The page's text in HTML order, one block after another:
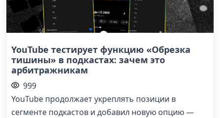
YouTube тестирует функцию «Обрезка
тишины» в подкастах: зачем это
арбитражникам
999
YouTube продолжает укреплять позиции в
сегменте подкастов и добавил новую опцию —